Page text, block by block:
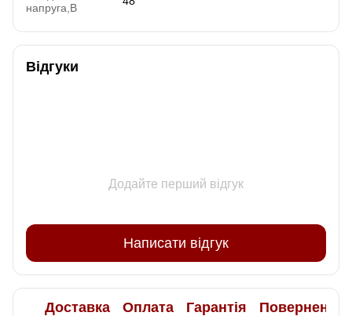
напруга,В
Відгуки
Додайте перший відгук
Написати відгук
Доставка Оплата Гарантія Повернення